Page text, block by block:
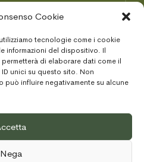
Cookie
tecnologie come i cookie
informazioni del dispositivo. Il
di elaborare dati come il
unici su questo sito. Non
può influire negativamente su alcune
Nega
2